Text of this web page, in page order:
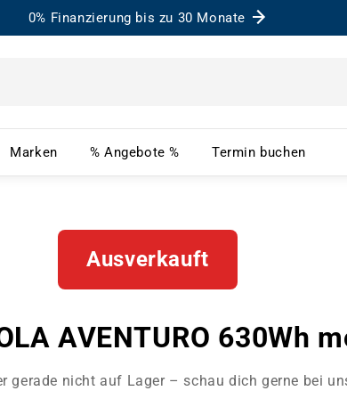
0% Finanzierung bis zu 30 Monate
– Menü öffnen
Marken Marken – Menü öffnen
% Angebote % % Angebote % – Menü
Termin buchen
Ausverkauft
AVENTURO 630Wh
gerade nicht auf Lager – schau dich gerne bei